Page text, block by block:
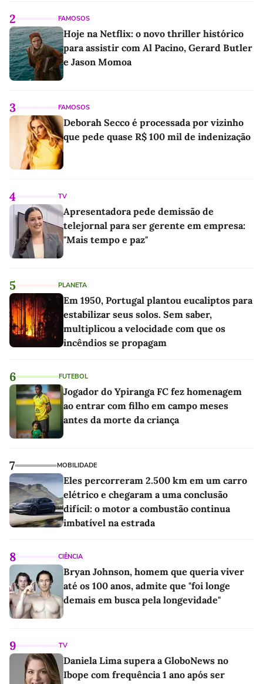
2 FAMOSOS
Hoje na Netflix: o novo thriller histórico
para assistir com Al Pacino, Gerard Butler
e Jason Momoa
3 FAMOSOS
Deborah Secco é processada por vizinho
que pede quase R$ 100 mil de indenização
4 TV
Apresentadora pede demissão de
telejornal para ser gerente em empresa:
"Mais tempo e paz"
5 PLANETA
Em 1950, Portugal plantou eucaliptos para
estabilizar seus solos. Sem saber,
multiplicou a velocidade com que os
incêndios se propagam
6 FUTEBOL
Jogador do Ypiranga FC fez homenagem
ao entrar com filho em campo meses
antes da morte da criança
7 MOBILIDADE
Eles percorreram 2.500 km em um carro
elétrico e chegaram a uma conclusão
difícil: o motor a combustão continua
imbatível na estrada
8 CIÊNCIA
Bryan Johnson, homem que queria viver
até os 100 anos, admite que "foi longe
demais em busca pela longevidade"
9 TV
Daniela Lima supera a GloboNews no
Ibope com frequência 1 ano após ser